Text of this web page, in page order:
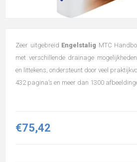
Zeer uitgebreid Engelstalig MTC
met verschillende drainage
en littekens, ondersteunt door veel
432 pagina’s en meer dan 1300
€75,42